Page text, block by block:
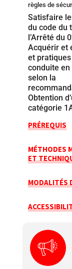
règles de
Satisfaire
du code du
l’Arrêté du
Acquérir et
et
conduite
selon la
Obtention
catégorie
PRÉREQUIS
MÉTHODES
ET
MODALITÉS